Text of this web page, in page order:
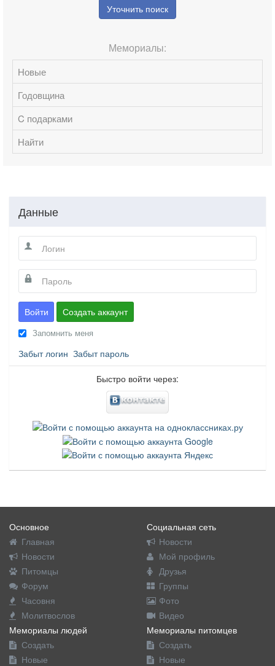
Уточнить поиск
Мемориалы:
Новые
Годовщина
C подарками
Найти
Данные
Войти Создать аккаунт
Запомнить меня
Забыт логин Забыт пароль
Быстро войти через:
Основное
Главная
Новости
Питомцы
Форум
Часовня
Молитвослов
Социальная сеть
Новости
Мой профиль
Друзья
Группы
Фото
Видео
Мемориалы людей
Создать
Новые
Мемориалы питомцев
Создать
Новые